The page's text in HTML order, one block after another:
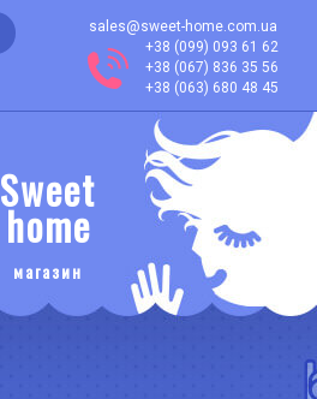
sales@sweet-home.com.ua
+38 (099) 093 61 62
+38 (067) 836 35 56
+38 (063) 680 48 45
Sweet
home
магазин